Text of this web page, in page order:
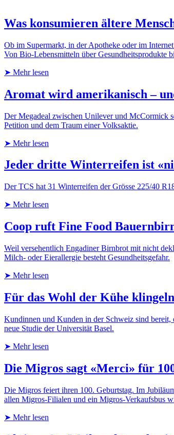
Was konsumieren ältere
Ob im Supermarkt, in der Apotheke oder im
Von Bio-Lebensmitteln über Gesundheitsprodukte
➤ Mehr lesen
Aromat wird amerikanisch –
Der Megadeal zwischen Unilever und McCormick
Petition und dem Traum einer Volksaktie.
➤ Mehr lesen
Jeder dritte Winterreifen ist
Der TCS hat 31 Winterreifen der Grösse 225/40
➤ Mehr lesen
Coop ruft Fine Food
Weil versehentlich Engadiner Birnbrot mit nicht
Milch- oder Eierallergie besteht Gesundheitsgefahr.
➤ Mehr lesen
Für das Wohl der Kühe
Kundinnen und Kunden in der Schweiz sind
neue Studie der Universität Basel.
➤ Mehr lesen
Die Migros sagt «Merci» für
Die Migros feiert ihren 100. Geburtstag. Im
allen Migros-Filialen und ein Migros-Verkaufsbus
➤ Mehr lesen